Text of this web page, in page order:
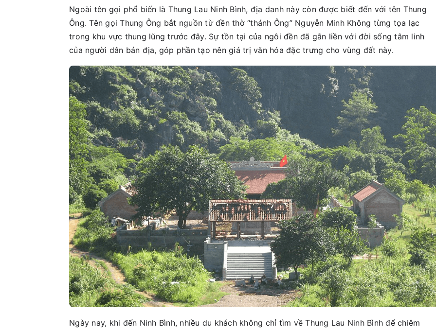
Ngoài tên gọi phổ biến là Thung Lau Ninh Bình, địa danh này còn được biết đến với tên Thung
Ông. Tên gọi Thung Ông bắt nguồn từ đền thờ “thánh Ông” Nguyễn Minh Không từng tọa lạc
trong khu vực thung lũng trước đây. Sự tồn tại của ngôi đền đã gắn liền với đời sống tâm linh
của người dân bản địa, góp phần tạo nên giá trị văn hóa đặc trưng cho vùng đất này.
Ngày nay, khi đến Ninh Bình, nhiều du khách không chỉ tìm về Thung Lau Ninh Bình để chiêm